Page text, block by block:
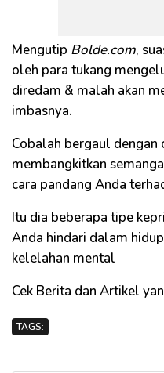
Mengutip Bolde.com,
oleh para tukang
diredam & malah akan
imbasnya.
Cobalah bergaul
membangkitkan
cara pandang Anda
Itu dia beberapa tipe
Anda hindari dalam
kelelahan mental
Cek Berita dan Artikel
TAGS: